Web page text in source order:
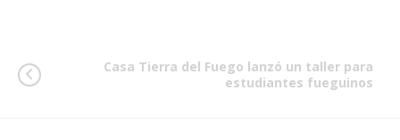
Casa Tierra del Fuego lanzó un taller para
estudiantes fueguinos